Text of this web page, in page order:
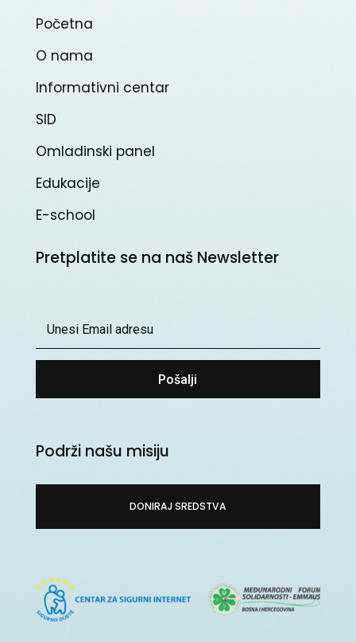
Početna
O nama
Informativni centar
SID
Omladinski panel
Edukacije
E-school
Pretplatite se na naš Newsletter
Pošalji
Podrži našu misiju
DONIRAJ SREDSTVA